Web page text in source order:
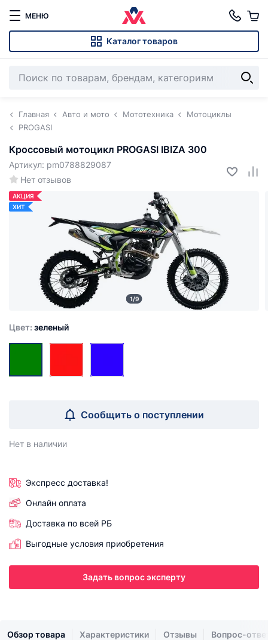
МЕНЮ
Каталог товаров
Главная Авто и мото Мототехника
Мотоциклы
PROGASI
Кроссовый мотоцикл PROGASI IBIZA 300
Нет отзывов
Артикул: pm0788829087
АКЦИЯ
ХИТ
1/9
Цвет: зеленый
Сообщить о поступлении
Нет в наличии
Экспресс доставка!
Онлайн оплата
Доставка по всей РБ
Выгодные условия приобретения
Задать вопрос эксперту
Обзор товара Характеристики Отзывы Вопрос-